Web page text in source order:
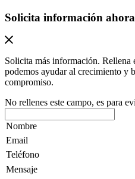
Solicita información ahora
Solicita más información. Rellena
podemos ayudar al crecimiento y
compromiso.
No rellenes este campo, es para